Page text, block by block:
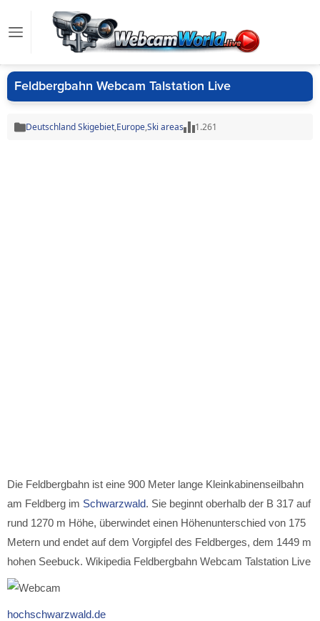
Feldbergbahn Webcam Talstation Live
Deutschland Skigebiet,Europe,Ski areas 1.261
Die Feldbergbahn ist eine 900 Meter lange Kleinkabinenseilbahn
am Feldberg im Schwarzwald. Sie beginnt oberhalb der B 317 auf
rund 1270 m Höhe, überwindet einen Höhenunterschied von 175
Metern und endet auf dem Vorgipfel des Feldberges, dem 1449 m
hohen Seebuck. Wikipedia Feldbergbahn Webcam Talstation Live
hochschwarzwald.de